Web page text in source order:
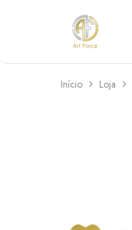
Art
Force
Semijoias
personalizadas
Início Loja